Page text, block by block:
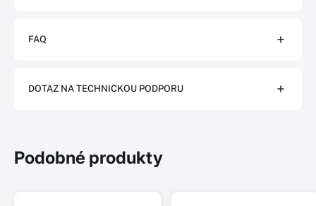
FAQ
DOTAZ NA TECHNICKOU PODPORU
Podobné produkty